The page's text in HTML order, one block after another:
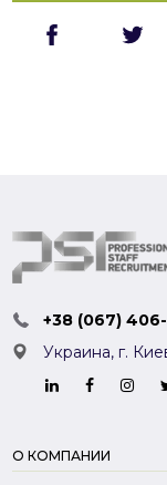
+38 (067)
Украина, г.
О КОМПАНИИ